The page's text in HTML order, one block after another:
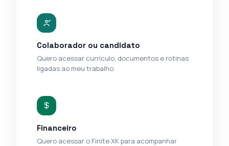
Colaborador ou candidato
Quero acessar currículo, documentos e rotinas
ligadas ao meu trabalho.
Financeiro
Quero acessar o Finite XK para acompanhar